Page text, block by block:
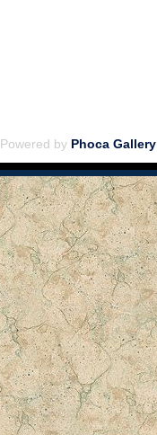
Powered by Phoca Gallery